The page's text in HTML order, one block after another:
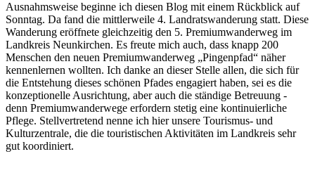
Ausnahmsweise beginne ich diesen Blog mit einem Rückblick auf
Sonntag. Da fand die mittlerweile 4. Landratswanderung statt. Diese
Wanderung eröffnete gleichzeitig den 5. Premiumwanderweg im
Landkreis Neunkirchen. Es freute mich auch, dass knapp 200
Menschen den neuen Premiumwanderweg „Pingenpfad“ näher
kennenlernen wollten. Ich danke an dieser Stelle allen, die sich für
die Entstehung dieses schönen Pfades engagiert haben, sei es die
konzeptionelle Ausrichtung, aber auch die ständige Betreuung -
denn Premiumwanderwege erfordern stetig eine kontinuierliche
Pflege. Stellvertretend nenne ich hier unsere Tourismus- und
Kulturzentrale, die die touristischen Aktivitäten im Landkreis sehr
gut koordiniert.